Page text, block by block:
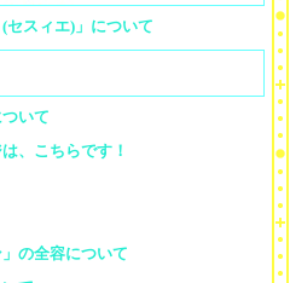
セスィエ)」について
いて
、こちらです！
の全容について